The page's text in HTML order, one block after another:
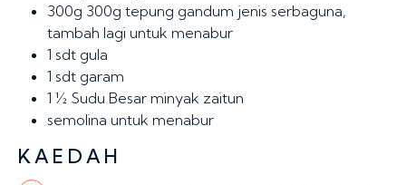
300g 300g tepung gandum jenis serbaguna,
tambah lagi untuk menabur
1 sdt gula
1 sdt garam
1 ½ Sudu Besar minyak zaitun
semolina untuk menabur
KAEDAH